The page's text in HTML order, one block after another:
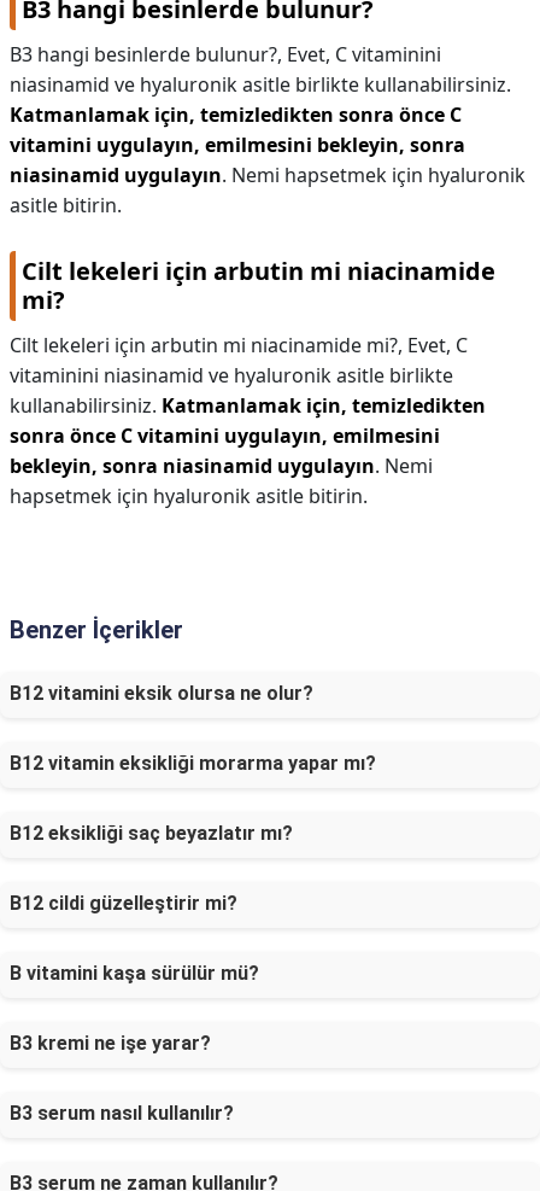
B3 hangi besinlerde bulunur?
B3 hangi besinlerde bulunur?, Evet, C vitaminini
niasinamid ve hyaluronik asitle birlikte kullanabilirsiniz.
Katmanlamak için, temizledikten sonra önce C
vitamini uygulayın, emilmesini bekleyin, sonra
niasinamid uygulayın. Nemi hapsetmek için hyaluronik
asitle bitirin.
Cilt lekeleri için arbutin mi niacinamide
mi?
Cilt lekeleri için arbutin mi niacinamide mi?, Evet, C
vitaminini niasinamid ve hyaluronik asitle birlikte
kullanabilirsiniz. Katmanlamak için, temizledikten
sonra önce C vitamini uygulayın, emilmesini
bekleyin, sonra niasinamid uygulayın. Nemi
hapsetmek için hyaluronik asitle bitirin.
Benzer İçerikler
B12 vitamini eksik olursa ne olur?
B12 vitamin eksikliği morarma yapar mı?
B12 eksikliği saç beyazlatır mı?
B12 cildi güzelleştirir mi?
B vitamini kaşa sürülür mü?
B3 kremi ne işe yarar?
B3 serum nasıl kullanılır?
B3 serum ne zaman kullanılır?